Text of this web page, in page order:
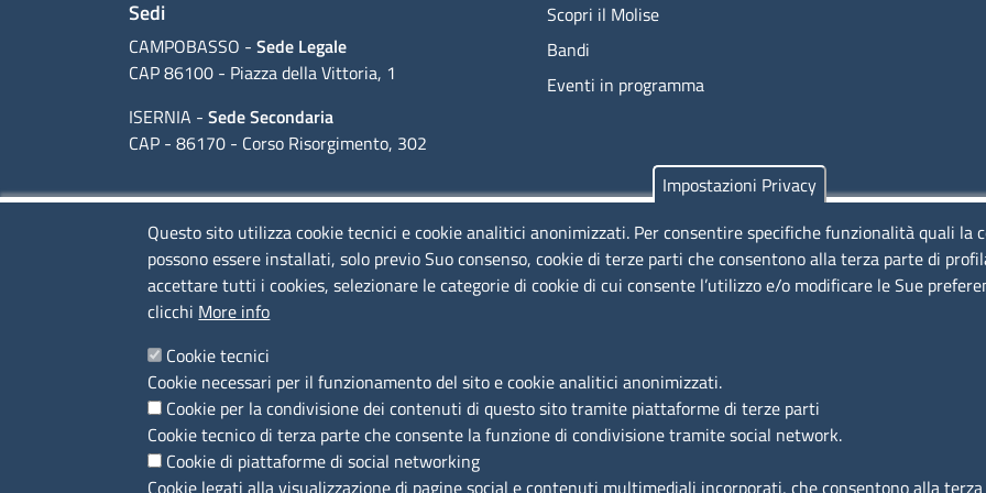
Sedi
CAMPOBASSO - Sede Legale
CAP 86100 - Piazza della Vittoria, 1
ISERNIA - Sede Secondaria
CAP - 86170 - Corso Risorgimento, 302
Codice Fiscale e Partita Iva: 01741020703
Codice fatturazione elettronica: FUDNEO
Orari sportello fisico al pubblico
Dal lunedì al Venerdì, dalle 09:00 alle 13:00
Menu footer 1
Scopri il Molise
Bandi
Eventi in programma
Menù privacy Privacy Cookie Accessibilità
Impostazioni Privacy
Questo sito utilizza cookie tecnici e cookie analitici anonimizzati. Per consentire specifiche funzionalità quali la
possono essere installati, solo previo Suo consenso, cookie di terze parti che consentono alla terza parte di
accettare tutti i cookies, selezionare le categorie di cookie di cui consente l’utilizzo e/o modificare le Sue
clicchi More info
Cookie tecnici
Cookie necessari per il funzionamento del sito e cookie analitici anonimizzati.
Cookie per la condivisione dei contenuti di questo sito tramite piattaforme di terze parti
Cookie tecnico di terza parte che consente la funzione di condivisione tramite social network.
Cookie di piattaforme di social networking
Cookie legati alla visualizzazione di pagine social e contenuti multimediali incorporati, che consentono alla